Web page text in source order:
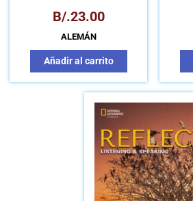
B/.23.00
ALEMÁN
Añadir al carrito